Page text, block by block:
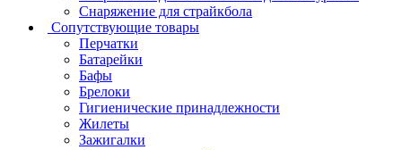
Снаряжение для страйкбола
Сопутствующие товары
Перчатки
Батарейки
Бафы
Брелоки
Гигиенические принадлежности
Жилеты
Зажигалки